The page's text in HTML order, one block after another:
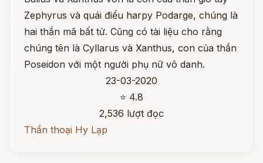
Zephyrus và quái điểu harpy Podarge, chúng là
hai thần mã bất tử. Cũng có tài liệu cho rằng
chúng tên là Cyllarus và Xanthus, con của thần
Poseidon với một người phụ nữ vô danh.
23-03-2020
⭐ 4.8
2,536 lượt đọc
Thần thoại Hy Lạp